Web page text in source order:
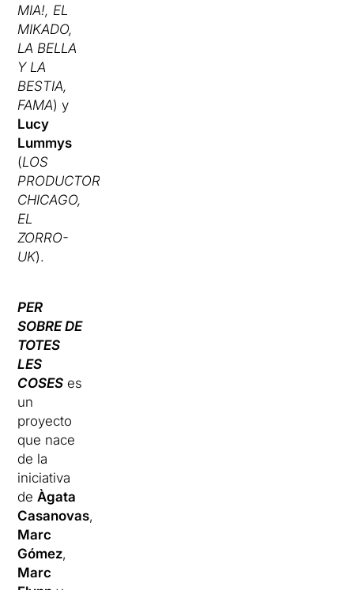
MIA!, EL
MIKADO,
LA BELLA
Y LA
BESTIA,
FAMA) y
Lucy
Lummys
(LOS
PRODUCTORES,
CHICAGO,
EL
ZORRO-
UK).
PER
SOBRE DE
TOTES
LES
COSES es
un
proyecto
que nace
de la
iniciativa
deÀgata
Casanovas,
Marc
Gómez,
Marc